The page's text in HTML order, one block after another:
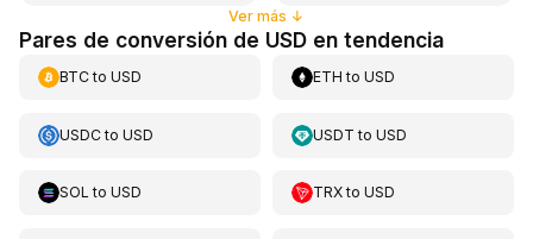
Ver más ↓
Pares de conversión de USD en tendencia
BTCto USD ETH toUSD
USDCto USD USDT toUSD
SOL to USD TRXtoUSD